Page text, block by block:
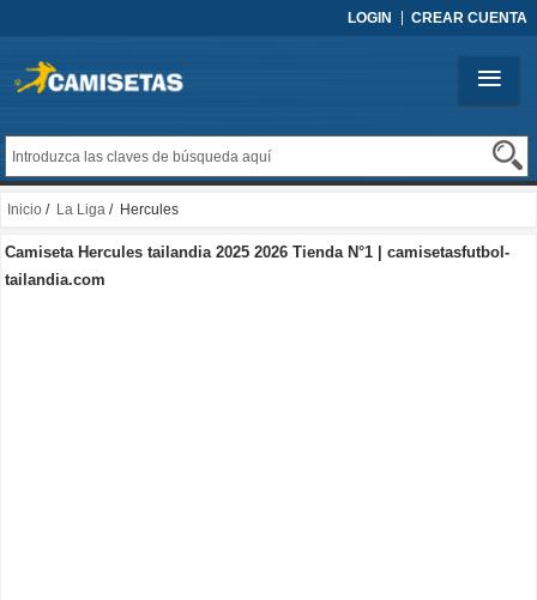
LOGIN CREAR CUENTA
Inicio / La Liga / Hercules
Camiseta Hercules tailandia 2025 2026 Tienda N°1 | camisetasfutbol-
tailandia.com